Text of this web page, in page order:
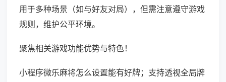
用于多种场景（如与好友对局），但需注意遵守游戏
规则，维护公平环境。
聚焦相关游戏功能优势与特色！
小程序微乐麻将怎么设置能有好牌；支持透视全局牌